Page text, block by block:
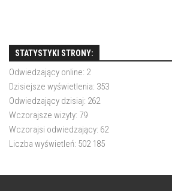
STATYSTYKI STRONY:
Odwiedzający online: 2
Dzisiejsze wyświetlenia: 353
Odwiedzający dzisiaj: 262
Wczorajsze wizyty: 79
Wczorajsi odwiedzający: 62
Liczba wyświetleń: 502 185